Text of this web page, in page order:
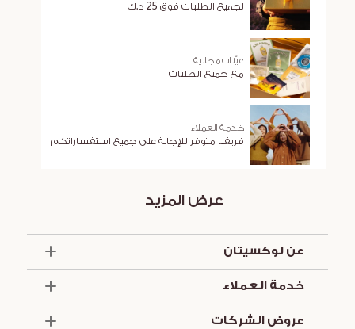
لجميع الطلبات فوق 25 د.ك
عيّنات مجانية
مع جميع الطلبات
خدمة العملاء
فريقنا متوفر للإجابة على جميع استفساراتكم
عرض المزيد
عن لوكسيتان
العروض والخدمات
خدمة العملاء
عروض الشركات